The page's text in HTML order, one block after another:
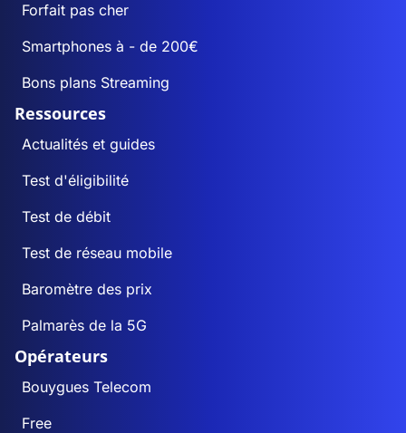
Forfait pas cher
Smartphones à - de 200€
Bons plans Streaming
Ressources
Actualités et guides
Test d'éligibilité
Test de débit
Test de réseau mobile
Baromètre des prix
Palmarès de la 5G
Opérateurs
Bouygues Telecom
Free